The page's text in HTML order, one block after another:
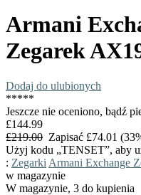
Armani
Zegarek
Dodaj do ulubionych
*****
Jeszcze nie oceniono, bądź
£144.99
£219.00 Zapisać £74.01
Użyj kodu „TENSET”, aby
: Zegarki Armani Exchange
w magazynie
W magazynie, 3 do kupienia